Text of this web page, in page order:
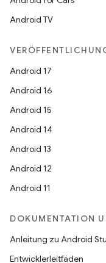
Android TV
Android 17
Android 16
Android 15
Android 14
Android 13
Android 12
Android 11
DOKUMENTATION
Anleitung zu Android
Entwicklerleitfäden